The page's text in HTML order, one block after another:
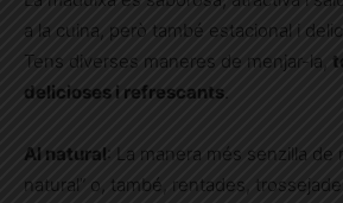
a la cuina, però també estacional i
Tens diverses maneres de menjar-la,
delicioses i refrescants.
Al natural: La manera més senzilla de
natural” o, també, rentades,